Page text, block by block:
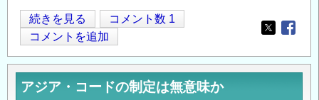
す
る
ジ
オ
フ
側
壁
部
の
補
続きを見る
コメント数 1
コメントを追加
Opens in
アジア・コードの制定は無意味か